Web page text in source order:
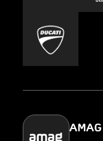
Mobility-as-a-
Parking